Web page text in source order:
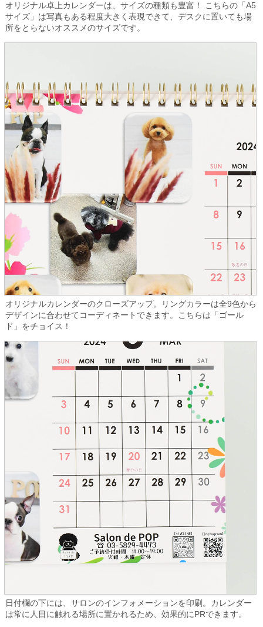
オリジナル卓上カレンダーは、サイズの種類も豊富！ こちらの「A5
サイズ」は写真もある程度大きく表現できて、デスクに置いても場
所をとらないオススメのサイズです。
オリジナルカレンダーのクローズアップ。リングカラーは全9色から
デザインに合わせてコーディネートできます。こちらは「ゴール
ド」をチョイス！
日付欄の下には、サロンのインフォメーションを印刷。カレンダー
は常に人目に触れる場所に置かれるため、効果的にPRできます。